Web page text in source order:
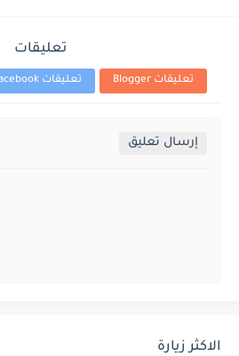
تعليقات
تعليقات Blogger تعليقات Facebook
إرسال تعليق
الاكثر زيارة